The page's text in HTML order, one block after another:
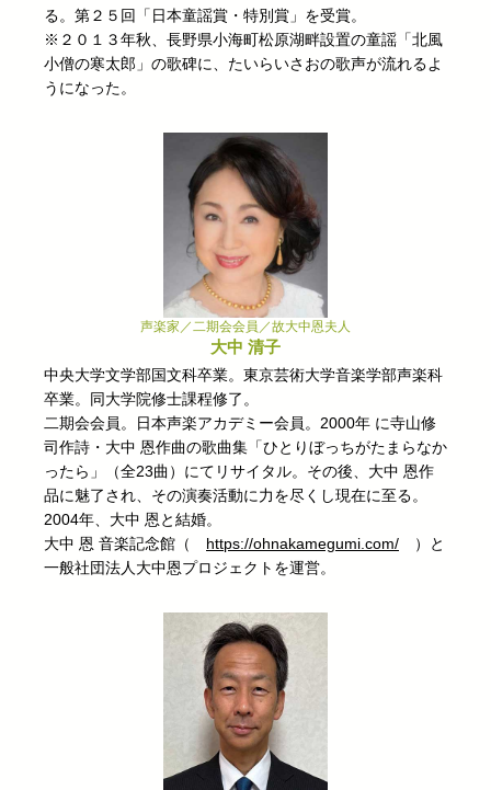
る。第２５回「日本童謡賞・特別賞」を受賞。
※２０１３年秋、長野県小海町松原湖畔設置の童謡「北風
小僧の寒太郎」の歌碑に、たいらいさおの歌声が流れるよ
うになった。
声楽家／二期会会員／故大中恩夫人
大中 清子
中央大学文学部国文科卒業。東京芸術大学音楽学部声楽科
卒業。同大学院修士課程修了。
二期会会員。日本声楽アカデミー会員。2000年 に寺山修
司作詩・大中 恩作曲の歌曲集「ひとりぼっちがたまらなか
ったら」（全23曲）にてリサイタル。その後、大中 恩作
品に魅了され、その演奏活動に力を尽くし現在に至る。
2004年、大中 恩と結婚。
大中 恩 音楽記念館（ https://ohnakamegumi.com/ ）と
一般社団法人大中恩プロジェクトを運営。